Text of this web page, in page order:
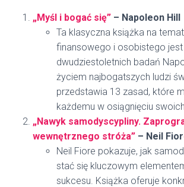
„Myśl i bogać się” – Napoleon Hill
Ta klasyczna książka na
finansowego i osobistego jest
dwudziestoletnich badań
życiem najbogatszych ludzi
przedstawia 13 zasad, które
każdemu w osiągnięciu
„Nawyk samodyscypliny.
wewnętrznego stróża” – Neil
Neil Fiore pokazuje, jak
stać się kluczowym
sukcesu. Książka oferuje